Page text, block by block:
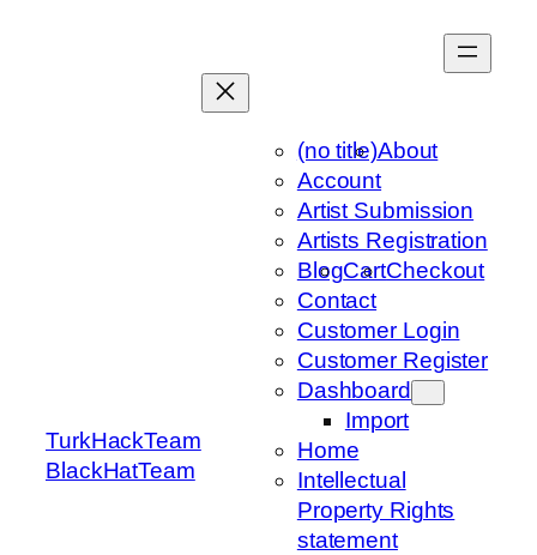
TurkHackTeam
BlackHatTeam
(no title)About
Account
Artist Submission
Artists Registration
BlogCartCheckout
Contact
Customer Login
Customer Register
Dashboard
Import
Home
Intellectual
Property Rights
statement